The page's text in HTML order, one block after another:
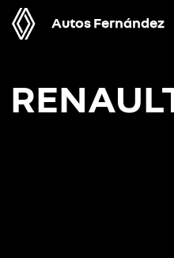
Autos Fernández